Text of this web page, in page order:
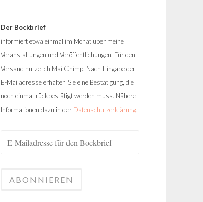
Der Bockbrief
informiert etwa einmal im Monat über meine
Veranstaltungen und Veröffentlichungen. Für den
Versand nutze ich MailChimp. Nach Eingabe der
E-Mailadresse erhalten Sie eine Bestätigung, die
noch einmal rückbestätigt werden muss. Nähere
Informationen dazu in der Datenschutzerklärung.